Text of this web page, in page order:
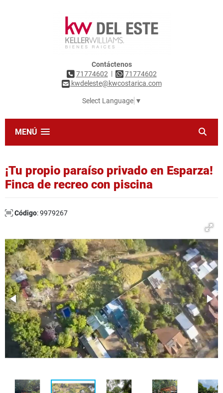
Contáctenos
71774602 |
71774602
kwdeleste@kwcostarica.com
Select Language ▼
MENÚ
¡Tu propio paraíso privado en Esparza!
Finca de recreo con piscina
Código: 9979267